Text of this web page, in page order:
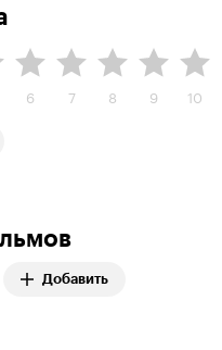
6 7 8 9 10
Добавить